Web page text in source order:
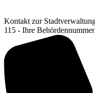
Kontakt zur
115 - Ihre Behördennummer